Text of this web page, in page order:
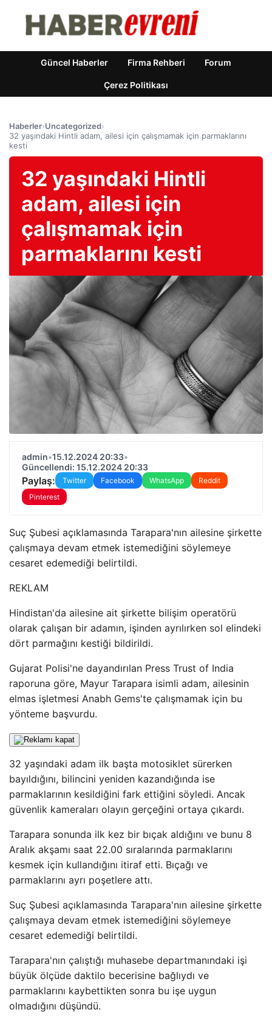
Güncel Haberler Firma Rehberi Forum
Çerez Politikası
Haberler›Uncategorized›
32 yaşındaki Hintli adam, ailesi için çalışmamak için parmaklarını
kesti
32 yaşındaki Hintli
adam, ailesi için
çalışmamak için
parmaklarını kesti
admin•15.12.2024 20:33•
Güncellendi: 15.12.2024 20:33
Paylaş: Twitter Facebook WhatsApp
Reddit
Pinterest
Suç Şubesi açıklamasında Tarapara'nın ailesine şirkette
çalışmaya devam etmek istemediğini söylemeye
cesaret edemediği belirtildi.
REKLAM
Hindistan'da ailesine ait şirkette bilişim operatörü
olarak çalışan bir adamın, işinden ayrılırken sol elindeki
dört parmağını kestiği bildirildi.
Gujarat Polisi'ne dayandırılan Press Trust of India
raporuna göre, Mayur Tarapara isimli adam, ailesinin
elmas işletmesi Anabh Gems'te çalışmamak için bu
yönteme başvurdu.
32 yaşındaki adam ilk başta motosiklet sürerken
bayıldığını, bilincini yeniden kazandığında ise
parmaklarının kesildiğini fark ettiğini söyledi. Ancak
güvenlik kameraları olayın gerçeğini ortaya çıkardı.
Tarapara sonunda ilk kez bir bıçak aldığını ve bunu 8
Aralık akşamı saat 22.00 sıralarında parmaklarını
kesmek için kullandığını itiraf etti. Bıçağı ve
parmaklarını ayrı poşetlere attı.
Suç Şubesi açıklamasında Tarapara'nın ailesine şirkette
çalışmaya devam etmek istemediğini söylemeye
cesaret edemediği belirtildi.
Tarapara'nın çalıştığı muhasebe departmanındaki işi
büyük ölçüde daktilo becerisine bağlıydı ve
parmaklarını kaybettikten sonra bu işe uygun
olmadığını düşündü.